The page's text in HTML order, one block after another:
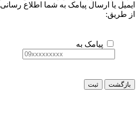
پیامک به شما اطلاع رسانی خواهد شد.
به
ثبت